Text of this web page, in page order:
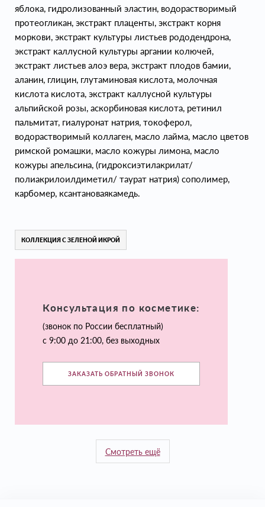
яблока, гидролизованный эластин, водорастворимый
протеогликан, экстракт плаценты, экстракт корня
моркови, экстракт культуры листьев рододендрона,
экстракт каллусной культуры аргании колючей,
экстракт листьев алоэ вера, экстракт плодов бамии,
аланин, глицин, глутаминовая кислота, молочная
кислота кислота, экстракт каллусной культуры
альпийской розы, аскорбиновая кислота, ретинил
пальмитат, гиалуронат натрия, токоферол,
водорастворимый коллаген, масло лайма, масло цветов
римской ромашки, масло кожуры лимона, масло
кожуры апельсина, (гидроксиэтилакрилат/
полиакрилоилдиметил/ таурат натрия) сополимер,
карбомер, ксантановаякамедь.
КОЛЛЕКЦИЯ С ЗЕЛЕНОЙ ИКРОЙ
Консультация по косметике:
(звонок по России бесплатный)
с 9:00 до 21:00, без выходных
ЗАКАЗАТЬ ОБРАТНЫЙ ЗВОНОК
Смотреть ещё